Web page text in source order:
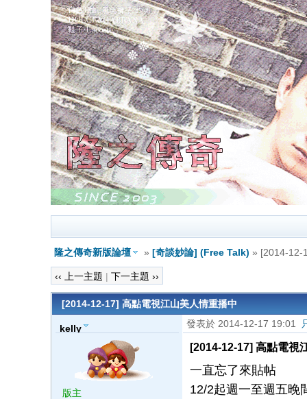
隆之傳奇新版論壇 » [奇談妙論] (Free Talk) » [2014-12-
‹‹ 上一主題 | 下一主題 ››
[2014-12-17] 高點電視江山美人情重播中
kelly
版主
發表於 2014-12-17 19:01
[2014-12-17] 高點電視
一直忘了來貼帖
12/2起週一至週五晚